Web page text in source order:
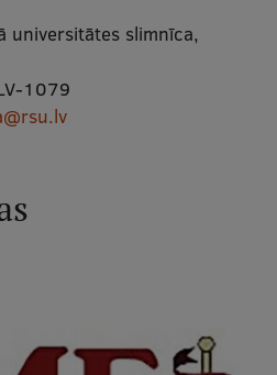
universitātes slimnīca,
1079